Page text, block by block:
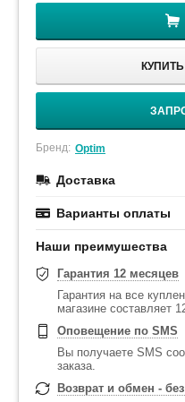
Бренд: Optim
Доставка
Варианты оплаты
Наши преимушества
Гарантия 12 месяцев
Гарантия на все
магазине составляет
Оповещение по SMS
Вы получаете SMS
заказа.
Возврат и обмен -